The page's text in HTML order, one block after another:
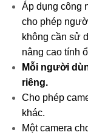
Áp dụng công
cho phép
không cần sử
nâng cao tính
Mỗi người
riêng.
Cho phép
khác.
Một camera